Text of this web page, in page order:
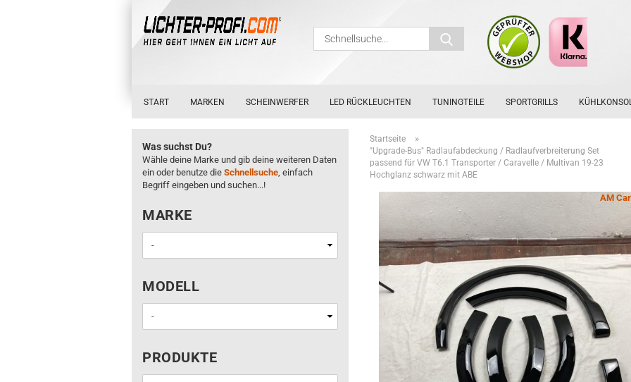
Schnellsuche...
START MARKEN SCHEINWERFER LED RÜCKLEUCHTEN TUNINGTEILE SPORTGRILLS
Startseite »
"Upgrade-Bus" Radlaufabdeckung / Radlaufverbreiterung Set
passend für VW T6.1 Transporter / Caravelle / Multivan 19-23
Hochglanz schwarz mit ABE
AM
Was suchst Du?
Wähle deine Marke und gib deine weiteren Daten
ein oder benutze die Schnellsuche, einfach
Begriff eingeben und suchen...!
MARKE
MARKE
MODELL
MODELL
PRODUKTE
PRODUKTE